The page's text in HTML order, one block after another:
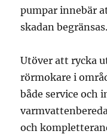
pumpar innebär
skadan begränsas.
Utöver att rycka
rörmokare i
både service och
och